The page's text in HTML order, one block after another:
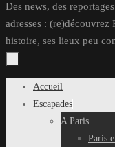
Des news, des
adresses : (re)découvrez
histoire, ses lieux peu
Passer
Accueil
Escapades
A Paris
Paris